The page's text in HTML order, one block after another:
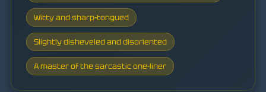
Witty and sharp-tongued
Slightly disheveled and disoriented
A master of the sarcastic one-liner